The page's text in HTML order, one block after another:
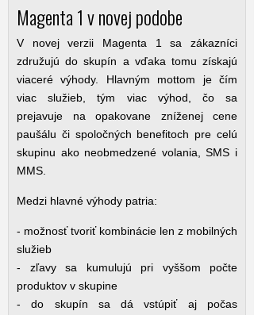
Magenta 1 v novej podobe
V novej verzii Magenta 1 sa zákazníci
združujú do skupín a vďaka tomu získajú
viaceré výhody. Hlavným mottom je čím
viac služieb, tým viac výhod, čo sa
prejavuje na opakovane zníženej cene
paušálu či spoločných benefitoch pre celú
skupinu ako neobmedzené volania, SMS i
MMS.
Medzi hlavné výhody patria:
- možnosť tvoriť kombinácie len z mobilných
služieb
- zľavy sa kumulujú pri vyššom počte
produktov v skupine
- do skupín sa dá vstúpiť aj počas